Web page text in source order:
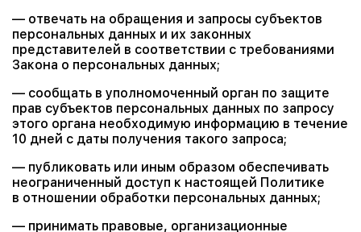
— отвечать на обращения и запросы субъектов
персональных данных и их законных
представителей в соответствии с требованиями
Закона о персональных данных;
— сообщать в уполномоченный орган по защите
прав субъектов персональных данных по запросу
этого органа необходимую информацию в течение
10 дней с даты получения такого запроса;
— публиковать или иным образом обеспечивать
неограниченный доступ к настоящей Политике
в отношении обработки персональных данных;
— принимать правовые, организационные